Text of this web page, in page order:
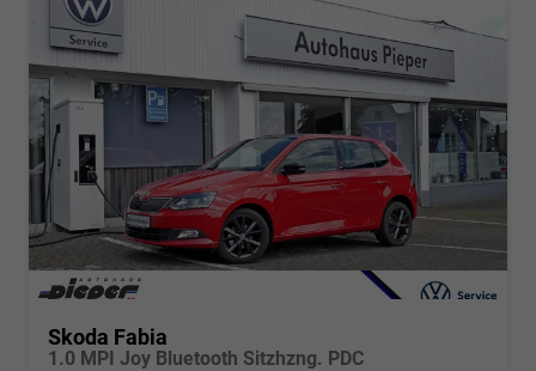
Skoda Fabia
1.0 MPI Joy Bluetooth Sitzhzng. PDC